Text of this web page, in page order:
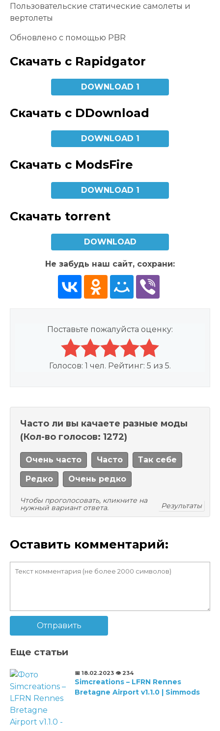
Пользовательские статические самолеты и
вертолеты
Обновлено с помощью PBR
Скачать с Rapidgator
DOWNLOAD 1
Скачать с DDownload
DOWNLOAD 1
Скачать с ModsFire
DOWNLOAD 1
Скачать torrent
DOWNLOAD
Не забудь наш сайт, сохрани:
Поставьте пожалуйста оценку:
Голосов: 1 чел. Рейтинг: 5 из 5.
Часто ли вы качаете разные моды
(Кол-во голосов: 1272)
Очень часто Часто Так себе
Редко Очень редко
Чтобы проголосовать, кликните на
нужный вариант ответа.
Результаты
Оставить комментарий:
Отправить
Еще статьи
📅 18.02.2023 👁️ 234
Simcreations – LFRN Rennes
Bretagne Airport v1.1.0 | Simmods